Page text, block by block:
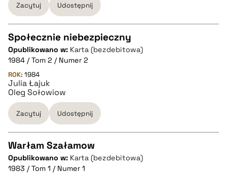
BIBTEX
pobierz cytat
Zacytuj Udostępnij
CZYSTY TEKST
pobierz cytat
BIBTEX
pobierz cytat
Społecznie niebezpieczny
Opublikowano w: Karta (bezdebitowa)
1984 / Tom 2 / Numer 2
ROK: 1984
Julia Łajuk
Oleg Sołowiow
Zacytuj Udostępnij
CZYSTY TEKST
Warłam Szałamow
Opublikowano w: Karta (bezdebitowa)
1983 / Tom 1 / Numer 1